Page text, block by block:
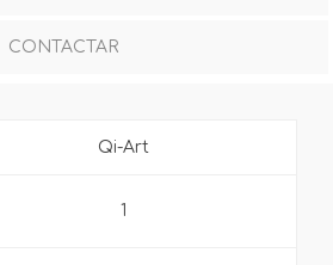
CONTACTAR
Qi-Art
1